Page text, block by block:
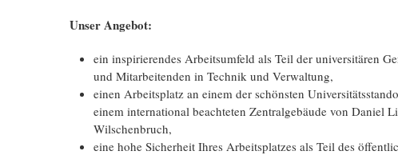
Unser Angebot:
ein inspirierendes Arbeitsumfeld als Teil der universitären
und Mitarbeitenden in Technik und Verwaltung,
einen Arbeitsplatz an einem der schönsten
einem international beachteten Zentralgebäude von Daniel
Wilschenbruch,
eine hohe Sicherheit Ihres Arbeitsplatzes als Teil des